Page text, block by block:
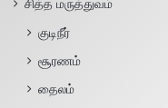
சித்த மருத்துவம்
குடிநீர்
சூரணம்
தைலம்